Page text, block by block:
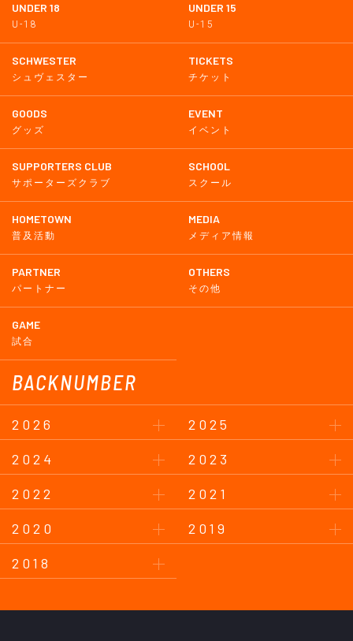
UNDER 18
U-18
UNDER 15
U-15
SCHWESTER
シュヴェスター
TICKETS
チケット
GOODS
グッズ
EVENT
イベント
SUPPORTERS CLUB
サポーターズクラブ
SCHOOL
スクール
HOMETOWN
普及活動
MEDIA
メディア情報
PARTNER
パートナー
OTHERS
その他
GAME
試合
BACKNUMBER
2026
2025
2024
2023
2022
2021
2020
2019
2018